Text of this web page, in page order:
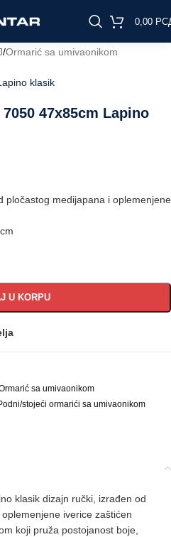
0,00
/Ormarić sa umivaonikom
47x85cm Lapino
pločastog medijapana i oplemenjene
U KORPU
sa umivaonikom
stojeći ormarići sa umivaonikom
klasik dizajn ručki, izrađen od
iverice zaštićen
koji pruža postojanost boje,